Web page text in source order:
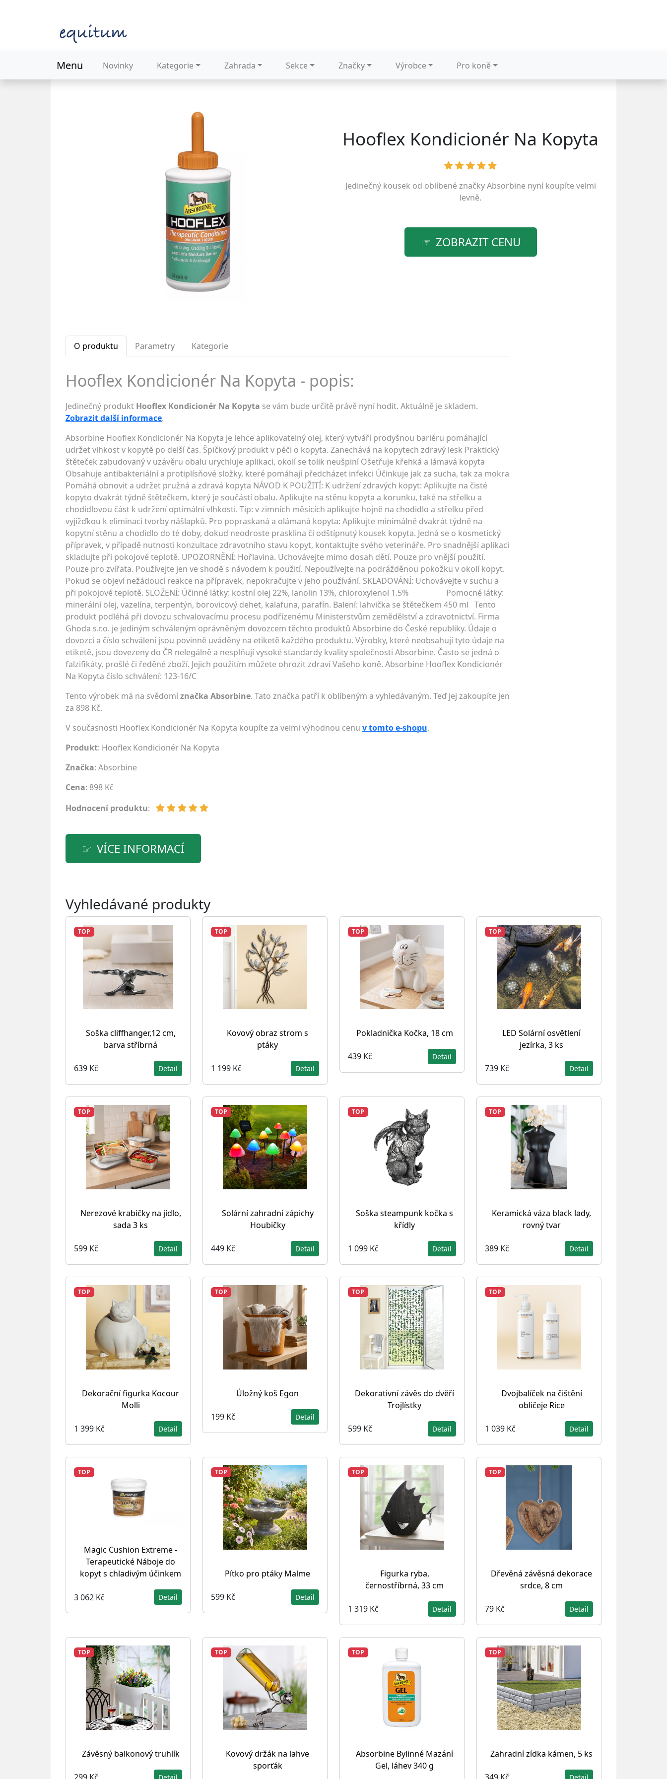
Menu Novinky Kategorie Zahrada Sekce Značky Výrobce Pro koně
Hooflex Kondicionér Na Kopyta
Jedinečný kousek od oblíbené značkyAbsorbine nyní koupíte velmi
levně.
ZOBRAZIT CENU
O produktu Parametry Kategorie
Hooflex Kondicionér Na Kopyta - popis:
Jedinečný produkt Hooflex Kondicionér Na Kopyta se vám bude určitě právě nyní hodit. Aktuálně je skladem.
Zobrazit další informace.
Absorbine Hooflex Kondicionér Na Kopyta je lehce aplikovatelný olej, který vytváří prodyšnou bariéru pomáhající
udržet vlhkost v kopytě po delší čas. Špičkový produkt v péči o kopyta. Zanechává na kopytech zdravý lesk Praktický
štěteček zabudovaný v uzávěru obalu urychluje aplikaci, okolí se tolik neušpiní Ošetřuje křehká a lámavá kopyta
Obsahuje antibakteriální a protiplísňové složky, které pomáhají předcházet infekci Účinkuje jak za sucha, tak za mokra
Pomáhá obnovit a udržet pružná a zdravá kopyta NÁVOD K POUŽITÍ: K udržení zdravých kopyt: Aplikujte na čisté
kopyto dvakrát týdně štětečkem, který je součástí obalu. Aplikujte na stěnu kopyta a korunku, také na střelku a
chodidlovou část k udržení optimální vlhkosti. Tip: v zimních měsících aplikujte hojně na chodidlo a střelku před
vyjížďkou k eliminaci tvorby nášlapků. Pro popraskaná a olámaná kopyta: Aplikujte minimálně dvakrát týdně na
kopytní stěnu a chodidlo do té doby, dokud neodroste prasklina či odštípnutý kousek kopyta. Jedná se o kosmetický
přípravek, v případě nutnosti konzultace zdravotního stavu kopyt, kontaktujte svého veterináře. Pro snadnější aplikaci
skladujte při pokojové teplotě. UPOZORNĚNÍ: Hořlavina. Uchovávejte mimo dosah dětí. Pouze pro vnější použití.
Pouze pro zvířata. Používejte jen ve shodě s návodem k použití. Nepoužívejte na podrážděnou pokožku v okolí kopyt.
Pokud se objeví nežádoucí reakce na přípravek, nepokračujte v jeho používání. SKLADOVÁNÍ: Uchovávejte v suchu a
při pokojové teplotě. SLOŽENÍ: Účinné látky: kostní olej 22%, lanolin 13%, chloroxylenol 1.5% Pomocné látky:
minerální olej, vazelína, terpentýn, borovicový dehet, kalafuna, parafín. Balení: lahvička se štětečkem 450 ml Tento
produkt podléhá při dovozu schvalovacímu procesu podřízenému Ministerstvům zemědělství a zdravotnictví. Firma
Ghoda s.r.o. je jediným schváleným oprávněným dovozcem těchto produktů Absorbine do České republiky. Údaje o
dovozci a číslo schválení jsou povinně uváděny na etiketě každého produktu. Výrobky, které neobsahují tyto údaje na
etiketě, jsou dovezeny do ČR nelegálně a nesplňují vysoké standardy kvality společnosti Absorbine. Často se jedná o
falzifikáty, prošlé či ředěné zboží. Jejich použitím můžete ohrozit zdraví Vašeho koně. Absorbine Hooflex Kondicionér
Na Kopyta číslo schválení: 123-16/C
Tento výrobek má na svědomíznačka Absorbine. Tato značka patří k oblíbeným a vyhledávaným. Teď jej zakoupíte jen
za 898 Kč.
V současnosti Hooflex Kondicionér Na Kopyta koupíte za velmi výhodnou cenu v tomto e-shopu.
Produkt: Hooflex Kondicionér Na Kopyta
Značka: Absorbine
Cena: 898 Kč
Hodnocení produktu:
VÍCE INFORMACÍ
Vyhledávané produkty
TOP
Soška cliffhanger,12 cm,
barva stříbrná
639 Kč Detail
TOP
Kovový obraz strom s
ptáky
1 199 Kč Detail
TOP
Pokladnička Kočka, 18 cm
439 Kč Detail
TOP
LED Solární osvětlení
jezírka, 3 ks
739 Kč Detail
TOP
Nerezové krabičky na jídlo,
sada 3 ks
599 Kč Detail
TOP
Solární zahradní zápichy
Houbičky
449 Kč Detail
TOP
Soška steampunk kočka s
křídly
1 099 Kč Detail
TOP
Keramická váza black lady,
rovný tvar
389 Kč Detail
TOP
Dekorační figurka Kocour
Molli
1 399 Kč Detail
TOP
Úložný koš Egon
199 Kč Detail
TOP
Dekorativní závěs do dvěří
Trojlístky
599 Kč Detail
TOP
Dvojbalíček na čištění
obličeje Rice
1 039 Kč Detail
TOP
Magic Cushion Extreme -
Terapeutické Náboje do
kopyt s chladivým účinkem
3 062 Kč Detail
TOP
Pítko pro ptáky Malme
599 Kč Detail
TOP
Figurka ryba,
černostříbrná, 33 cm
1 319 Kč Detail
TOP
Dřevěná závěsná dekorace
srdce, 8 cm
79 Kč Detail
TOP
Závěsný balkonový truhlík
TOP
Kovový držák na lahve
sporťák
TOP
Absorbine Bylinné Mazání
Gel, láhev 340 g
TOP
Zahradní zídka kámen, 5 ks